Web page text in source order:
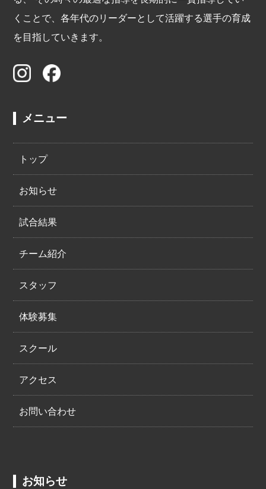
くことで、各年代のリーダーとして活躍する選手の育成
を目指していきます。
メニュー
トップ
お知らせ
試合結果
チーム紹介
スタッフ
体験募集
スクール
アクセス
お問い合わせ
お知らせ